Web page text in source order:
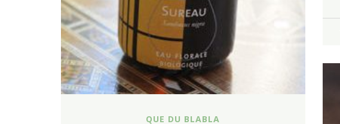
QUE DU BLABLA